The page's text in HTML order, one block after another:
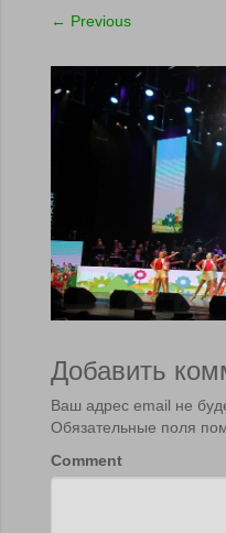
← Previous
Добавить
Ваш адрес email не
Обязательные поля
Comment